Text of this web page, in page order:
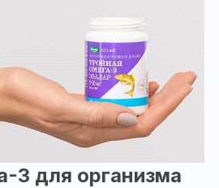
3 для организма